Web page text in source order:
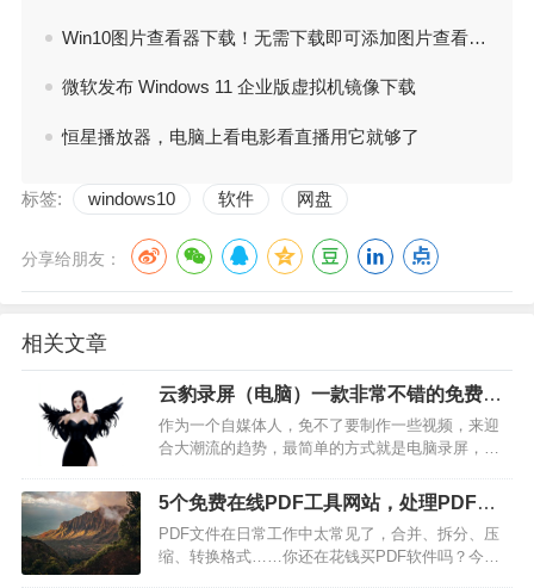
Win10图片查看器下载！无需下载即可添加图片查看器的方法！
微软发布 Windows 11 企业版虚拟机镜像下载
恒星播放器，电脑上看电影看直播用它就够了
标签: windows10 软件 网盘
分享给朋友：
相关文章
云豹录屏（电脑）一款非常不错的免费录
屏软件，体积小巧方便
作为一个自媒体人，免不了要制作一些视频，来迎
合大潮流的趋势，最简单的方式就是电脑录屏，不
现了一款非常不错的录屏软件，分享给博友们，个
人感觉这款软件上手简单，作为入门录屏最合适不
过。（每日美图·解除眼疲劳）【云豹录屏】是一款
精致小巧的录屏软件，这款软件无需安…
5个免费在线PDF工具网站，处理PDF不
求人
PDF文件在日常工作中太常见了，合并、拆分、压
缩、转换格式……你还在花钱买PDF软件吗？今天